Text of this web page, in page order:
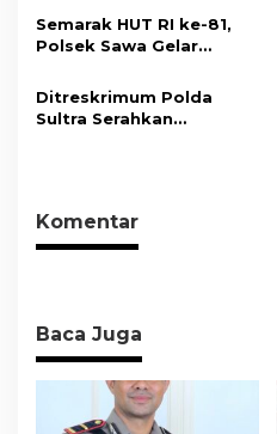
s
dan Ekstasi
Semarak HUT RI ke-81,
Polsek Sawa Gelar
Pembukaan Pekan
Olahraga 2026 Tingkat
Kecamatan
Ditreskrimum Polda
Sultra Serahkan
Tanpa Izin ke Kejaksaan
Komentar
Baca Juga